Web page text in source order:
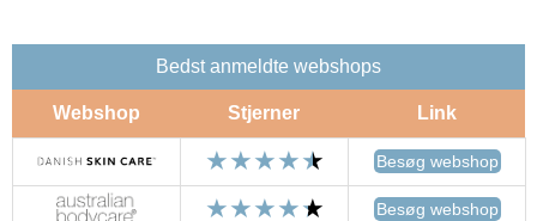
Bedst anmeldte webshops
Webshop Stjerner Link
Besøg webshop
Besøg webshop